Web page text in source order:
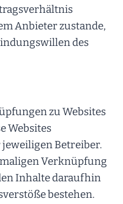
Anbieter zustande,
des
zu Websites
Websites
Betreiber.
Verknüpfung
Inhalte daraufhin
bestehen.